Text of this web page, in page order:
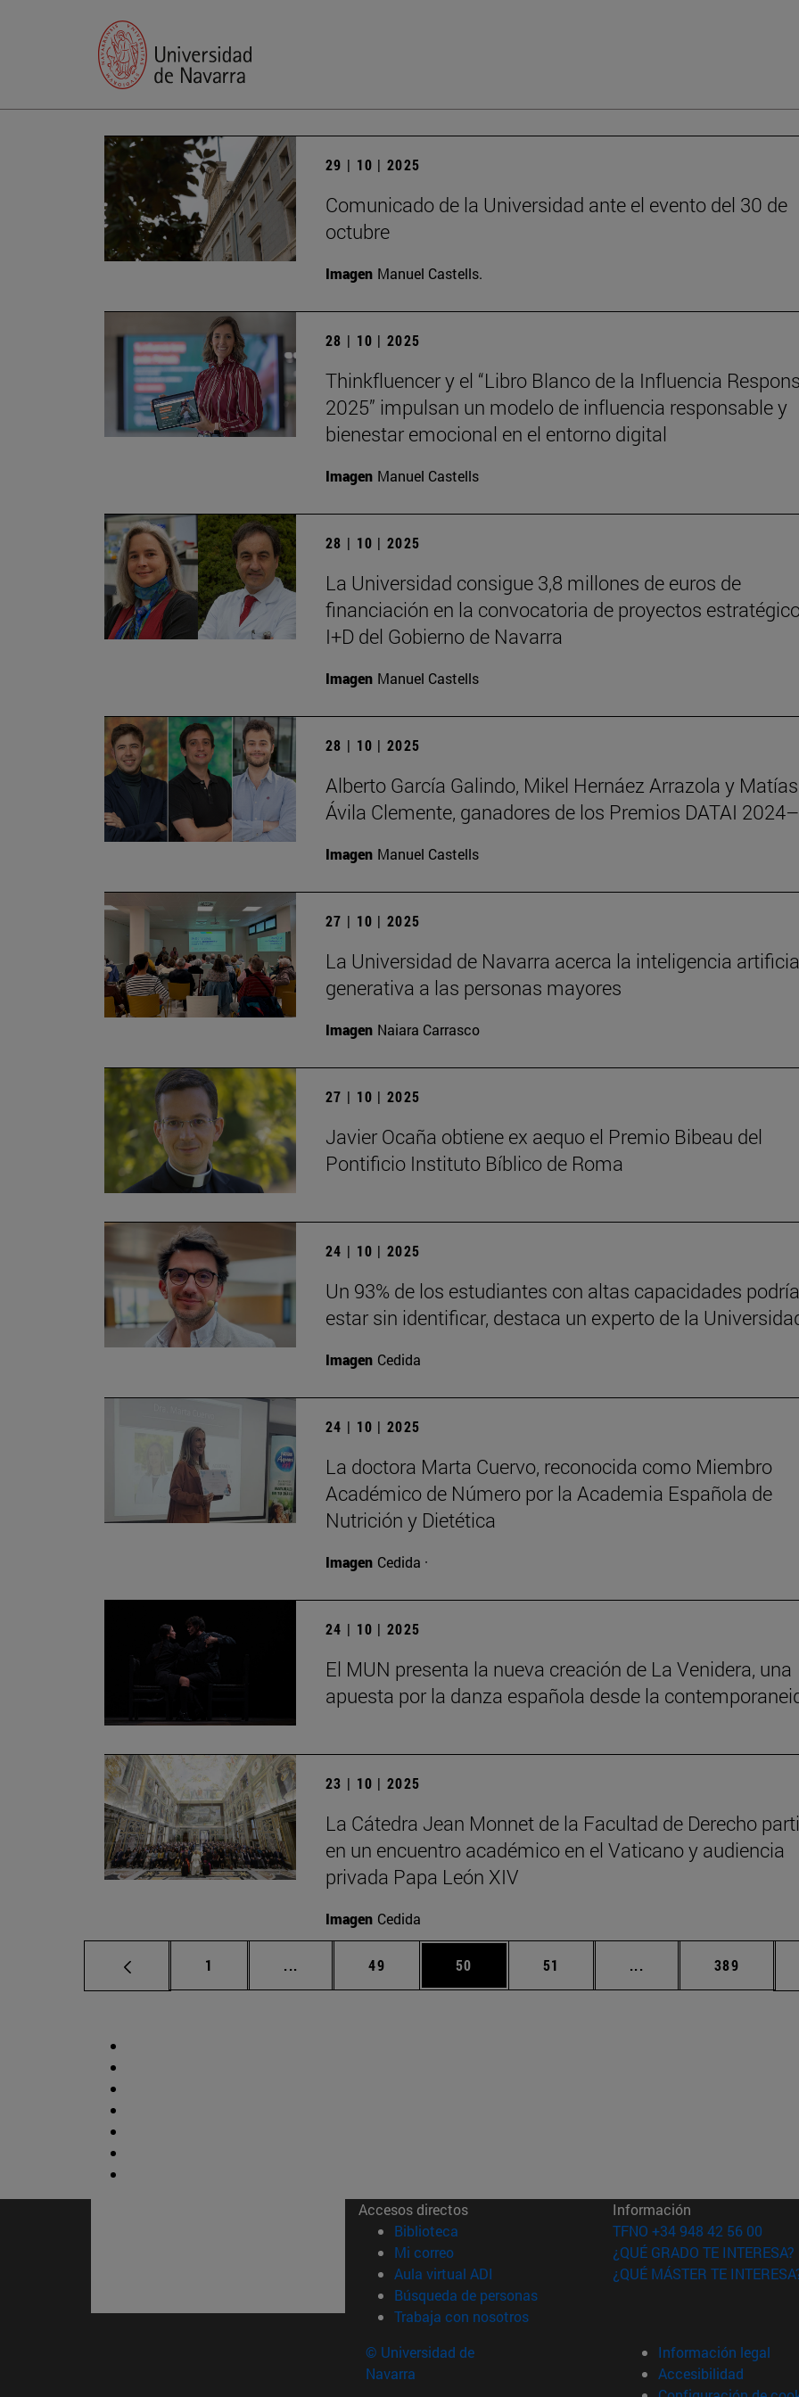
29 | 10 | 2025
Comunicado de la Universidad ante el evento del 30 de
octubre
Imagen Manuel Castells.
28 | 10 | 2025
Thinkfluencer y el “Libro Blanco de la Influencia
2025” impulsan un modelo de influencia responsable y
bienestar emocional en el entorno digital
Imagen Manuel Castells
28 | 10 | 2025
La Universidad consigue 3,8 millones de euros de
financiación en la convocatoria de proyectos
I+D del Gobierno de Navarra
Imagen Manuel Castells
28 | 10 | 2025
Alberto García Galindo, Mikel Hernáez Arrazola y Matías
Ávila Clemente, ganadores de los Premios DATAI
Imagen Manuel Castells
27 | 10 | 2025
La Universidad de Navarra acerca la inteligencia
generativa a las personas mayores
Imagen Naiara Carrasco
27 | 10 | 2025
Javier Ocaña obtiene ex aequo el Premio Bibeau del
Pontificio Instituto Bíblico de Roma
24 | 10 | 2025
Un 93% de los estudiantes con altas capacidades
estar sin identificar, destaca un experto de la
Imagen Cedida
24 | 10 | 2025
La doctora Marta Cuervo, reconocida como Miembro
Académico de Número por la Academia Española de
Nutrición y Dietética
Imagen Cedida ·
24 | 10 | 2025
El MUN presenta la nueva creación de La Venidera, una
apuesta por la danza española desde la
23 | 10 | 2025
La Cátedra Jean Monnet de la Facultad de Derecho
en un encuentro académico en el Vaticano y audiencia
privada Papa León XIV
Imagen Cedida
Página
1 ... Páginas intermedias Use TAB para desplazarse.
Página
49 Página
50 Página
51 ... Páginas intermedias
Página
389
Accesos directos
Biblioteca (abre en nueva ventana)
Mi correo(abre en nueva ventana)
Aula virtual ADI (abre en nueva ventana)
Búsqueda de personas(abre en nueva ventana)
Trabaja con nosotros(abre en nueva ventana)
Información
TFNO +34 948 42 56 00
¿QUÉ GRADO TE INTERESA?
¿QUÉ MÁSTER TE
© Universidad de
Navarra
Información legal
Accesibilidad